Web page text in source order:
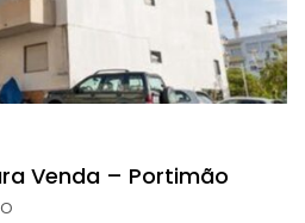
Venda – Portimão